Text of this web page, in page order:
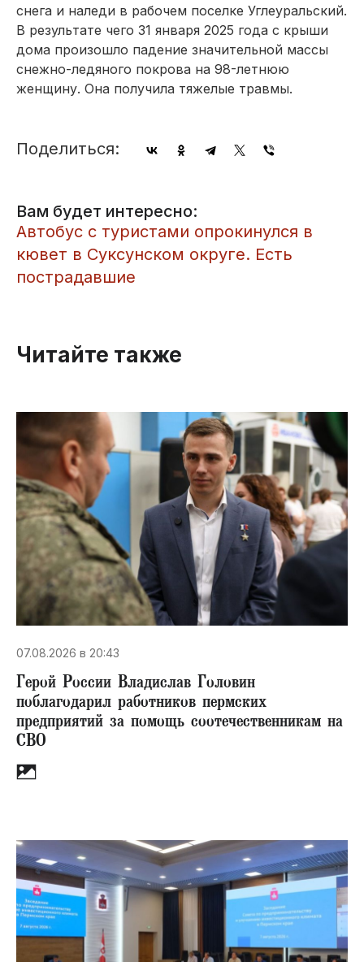
снега и наледи в рабочем поселке Углеуральский.
В результате чего 31 января 2025 года с крыши
дома произошло падение значительной массы
снежно-ледяного покрова на 98-летнюю
женщину. Она получила тяжелые травмы.
Поделиться:
Вам будет интересно:
Автобус с туристами опрокинулся в
кювет в Суксунском округе. Есть
пострадавшие
Читайте также
07.08.2026 в 20:43
Герой России Владислав Головин
поблагодарил работников пермских
предприятий за помощь соотечественникам на
СВО